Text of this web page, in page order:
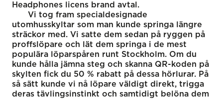
Headphones licens brand avtal.
Vi tog fram specialdesignade
utomhusskyltar som man kunde springa längre
sträckor med. Vi satte dem sedan på ryggen på
proffslöpare och lät dem springa i de mest
populära löparspåren runt Stockholm. Om du
kunde hålla jämna steg och skanna QR-koden på
skylten fick du 50 % rabatt på dessa hörlurar. På
så sätt kunde vi nå löpare väldigt direkt, trigga
deras tävlingsinstinkt och samtidigt belöna dem